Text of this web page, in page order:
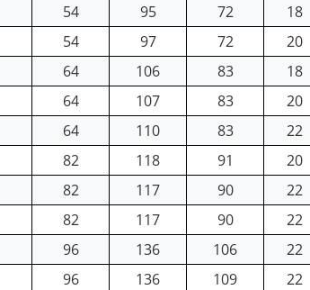
54 95 72 18
54 97 72 20
64 106 83 18
64 107 83 20
64 110 83 22
82 118 91 20
82 117 90 22
82 117 90 22
96 136 106 22
96 136 109 22